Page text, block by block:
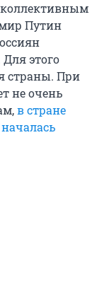
коллективным
Путин
этого
страны. При
не очень
в стране
началась